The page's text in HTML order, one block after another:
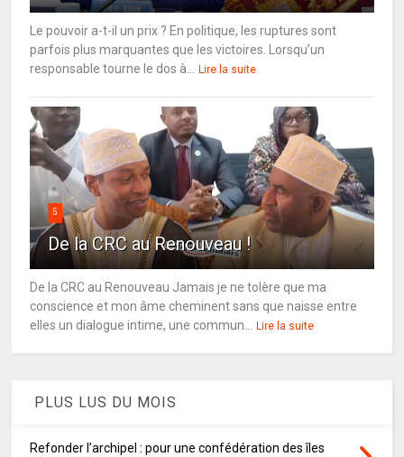
Le pouvoir a-t-il un prix ? En politique, les ruptures sont
parfois plus marquantes que les victoires. Lorsqu’un
responsable tourne le dos à... Lire la suite
5
De la CRC au Renouveau !
De la CRC au Renouveau Jamais je ne tolère que ma
conscience et mon âme cheminent sans que naisse entre
elles un dialogue intime, une commun... Lire la suite
PLUS LUS DU MOIS
Refonder l’archipel : pour une confédération des îles